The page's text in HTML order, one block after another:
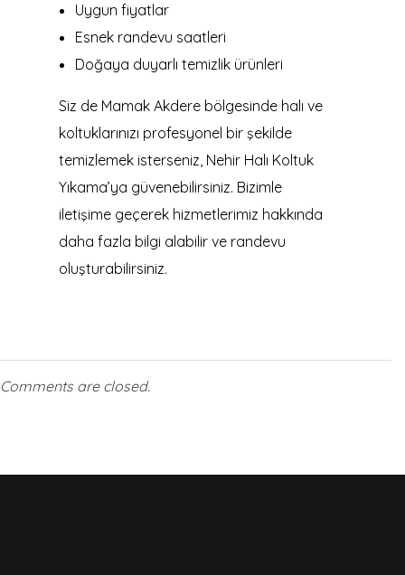
Uygun fiyatlar
Esnek randevu saatleri
Doğaya duyarlı temizlik ürünleri
Siz de Mamak Akdere bölgesinde halı ve
koltuklarınızı profesyonel bir şekilde
temizlemek isterseniz, Nehir Halı Koltuk
Yıkama’ya güvenebilirsiniz. Bizimle
iletişime geçerek hizmetlerimiz hakkında
daha fazla bilgi alabilir ve randevu
oluşturabilirsiniz.
Comments are closed.